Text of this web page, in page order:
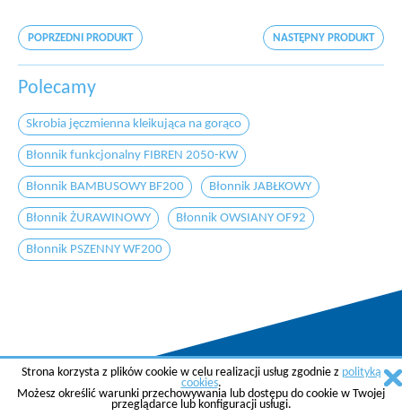
POPRZEDNI PRODUKT NASTĘPNY PRODUKT
Polecamy
Skrobia jęczmienna kleikująca na gorąco
Błonnik funkcjonalny FIBREN 2050-KW
Błonnik BAMBUSOWY BF200 Błonnik JABŁKOWY
Błonnik ŻURAWINOWY Błonnik OWSIANY OF92
Błonnik PSZENNY WF200
Copyright © 2015 AGREMA Poland Sp. z o.o.
Created bySkyGroup Sp. z o.o.
Strona korzysta z plików cookie w celu realizacji usług zgodnie z polityką
cookies.
Możesz określić warunki przechowywania lub dostępu do cookie w Twojej
przeglądarce lub konfiguracji usługi.